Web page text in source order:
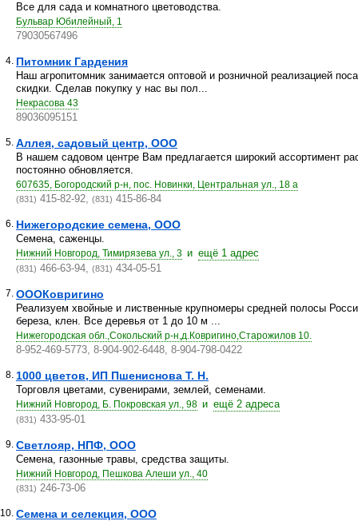
Все для сада и комнатного цветоводства.
Бульвар Юбилейный, 1
79030567496
4. Питомник Гардения
Наш агропитомник занимается оптовой и розничной реализацией
скидки. Сделав покупку у нас вы пол...
Некрасова 43
89036095151
5. Аллея, садовый центр, ООО
В нашем садовом центре Вам предлагается широкий ассортимент
постоянно обновляется.
607635, Богородский р-н, пос. Новинки, Центральная ул., 18 а
(831) 415-82-92, (831) 415-86-84
6. Нижегородские семена, ООО
Семена, саженцы.
Нижний Новгород, Тимирязева ул., 3 и ещё 1 адрес
(831) 466-63-94, (831) 434-05-51
7. ОООКовригино
Реализуем хвойные и лиственные крупномеры средней полосы
береза, клен. Все деревья от 1 до 10 м ...
Нижегородская обл.,Сокольский р-н,д.Ковригино,Старожилов 10.
8-952-469-5773, 8-904-902-6448, 8-904-798-0422
8. 1000 цветов, ИП Пшениснова Т. Н.
Торговля цветами, сувенирами, землей, семенами.
Нижний Новгород, Б. Покровская ул., 98 и ещё 2 адреса
(831) 433-95-01
9. Светлояр, НПФ, ООО
Семена, газонные травы, средства защиты.
Нижний Новгород, Пешкова Алеши ул., 40
(831) 246-73-06
10. Семена и селекция, ООО